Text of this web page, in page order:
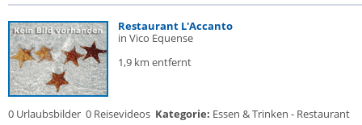
Restaurant L'Accanto
in Vico Equense
1,9 km entfernt
0 Urlaubsbilder 0 Reisevideos Kategorie: Essen & Trinken - Restaurant